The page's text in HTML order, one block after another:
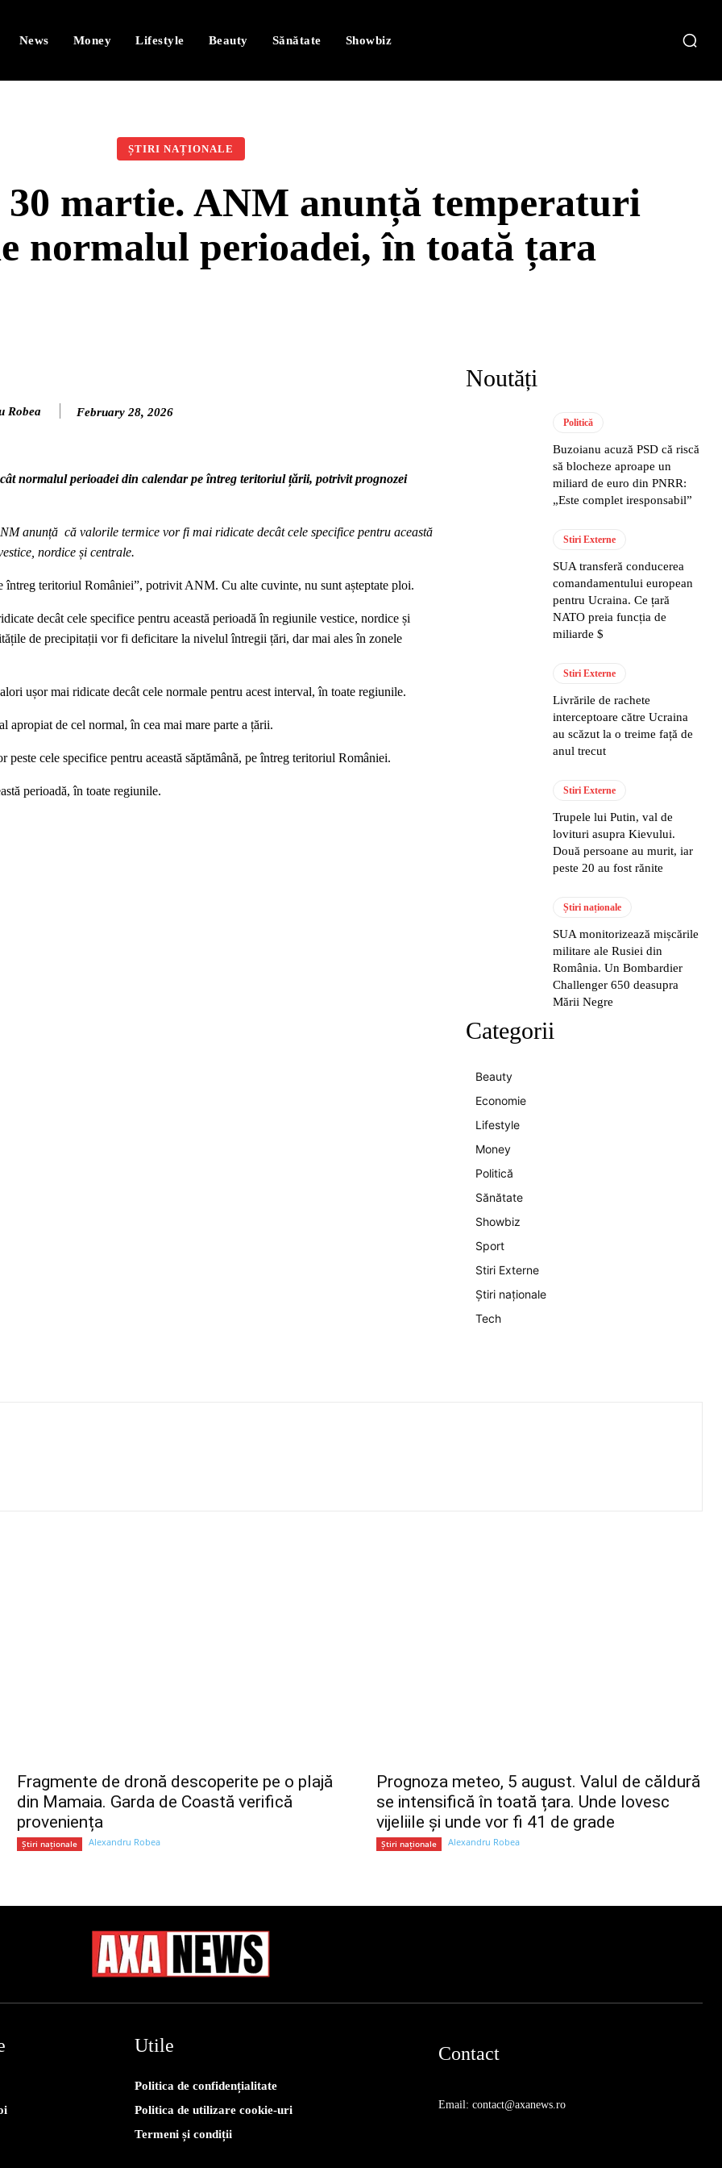
News Money Lifestyle Beauty Sănătate Showbiz
ȘTIRI NAȚIONALE
30 martie. ANM anunță temperaturi
normalul perioadei, în toată țara
Robea February 28, 2026
normalul perioadei din calendar pe întreg teritoriul țării, potrivit prognozei
anunță că valorile termice vor fi mai ridicate decât cele specifice pentru această
nordice și centrale.
teritoriul României”, potrivit ANM. Cu alte cuvinte, nu sunt așteptate ploi.
decât cele specifice pentru această perioadă în regiunile vestice, nordice și
de precipitații vor fi deficitare la nivelul întregii țări, dar mai ales în zonele
ușor mai ridicate decât cele normale pentru acest interval, în toate regiunile.
apropiat de cel normal, în cea mai mare parte a țării.
cele specifice pentru această săptămână, pe întreg teritoriul României.
perioadă, în toate regiunile.
Noutăți
Politică
Buzoianu acuză PSD că riscă
să blocheze aproape un
miliard de euro din PNRR:
„Este complet iresponsabil”
Stiri Externe
SUA transferă conducerea
comandamentului european
pentru Ucraina. Ce țară
NATO preia funcția de
miliarde $
Stiri Externe
Livrările de rachete
interceptoare către Ucraina
au scăzut la o treime față de
anul trecut
Stiri Externe
Trupele lui Putin, val de
lovituri asupra Kievului.
Două persoane au murit, iar
peste 20 au fost rănite
Știri naționale
SUA monitorizează mișcările
militare ale Rusiei din
România. Un Bombardier
Challenger 650 deasupra
Mării Negre
Categorii
Beauty
Economie
Lifestyle
Money
Politică
Sănătate
Showbiz
Sport
Stiri Externe
Știri naționale
Tech
Fragmente de dronă descoperite pe o plajă
din Mamaia. Garda de Coastă verifică
proveniența
Știri naționale Alexandru Robea
Prognoza meteo, 5 august. Valul de căldură
se intensifică în toată țara. Unde lovesc
vijeliile și unde vor fi 41 de grade
Știri naționale Alexandru Robea
Utile
Politica de confidențialitate
Politica de utilizare cookie-uri
Termeni și condiții
Contact
Email: contact@axanews.ro